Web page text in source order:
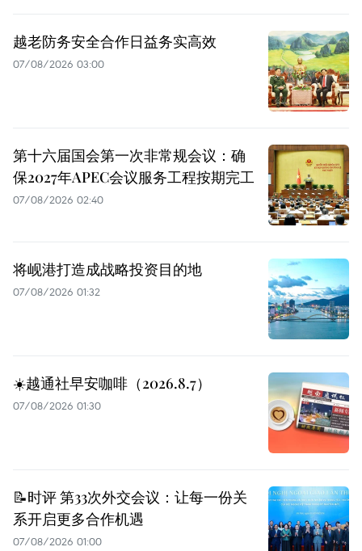
越老防务安全合作日益务实高效
07/08/2026 03:00
第十六届国会第一次非常规会议：确
保2027年APEC会议服务工程按期完工
07/08/2026 02:40
将岘港打造成战略投资目的地
07/08/2026 01:32
☀️越通社早安咖啡（2026.8.7）
07/08/2026 01:30
📝时评 第33次外交会议：让每一份关
系开启更多合作机遇
07/08/2026 01:00